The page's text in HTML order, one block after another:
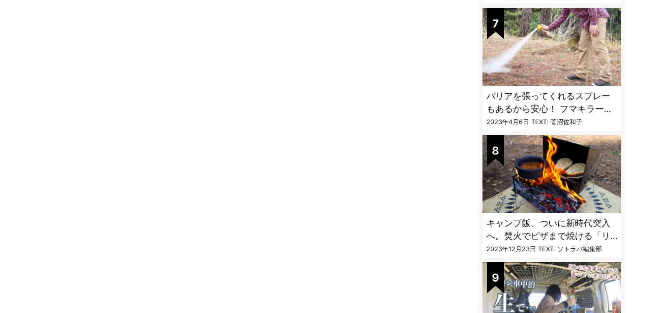
バリアを張ってくれるスプレー
もあるから安心！ フマキラーに
聞く「最強の虫撃退グッズ
vol.4」【キャンプサイトで使う
虫よけ】
2023年4月6日 TEXT: 菅沼佐和子
キャンプ飯、ついに新時代突入
へ。焚火でピザまで焼ける「リ
フレクターオーブン」がスゴす
ぎる
2023年12月23日 TEXT: ソトラバ編集部